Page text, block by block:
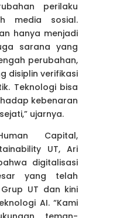
perilaku
media sosial.
hanya menjadi
sarana yang
perubahan,
disiplin verifikasi
Teknologi bisa
kebenaran
ujarnya.
Capital,
UT, Ari
digitalisasi
yang telah
UT dan kini
AI. “Kami